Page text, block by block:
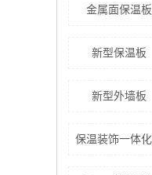
金属面保温板
新型保温板
新型外墙板
保温装饰一体